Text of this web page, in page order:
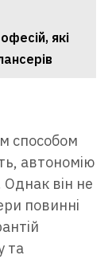
які
способом
автономію
Однак він не
повинні
та